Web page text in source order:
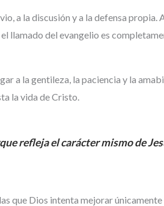
a la discusión y a la defensa
llamado del evangelio es
a la gentileza, la paciencia y la
la vida de Cristo.
refleja el carácter mismo de
que Dios intenta mejorar